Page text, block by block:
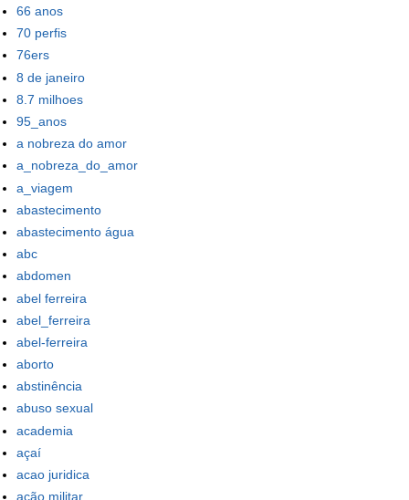
66 anos
70 perfis
76ers
8 de janeiro
8.7 milhoes
95_anos
a nobreza do amor
a_nobreza_do_amor
a_viagem
abastecimento
abastecimento água
abc
abdomen
abel ferreira
abel_ferreira
abel-ferreira
aborto
abstinência
abuso sexual
academia
açaí
acao juridica
ação militar